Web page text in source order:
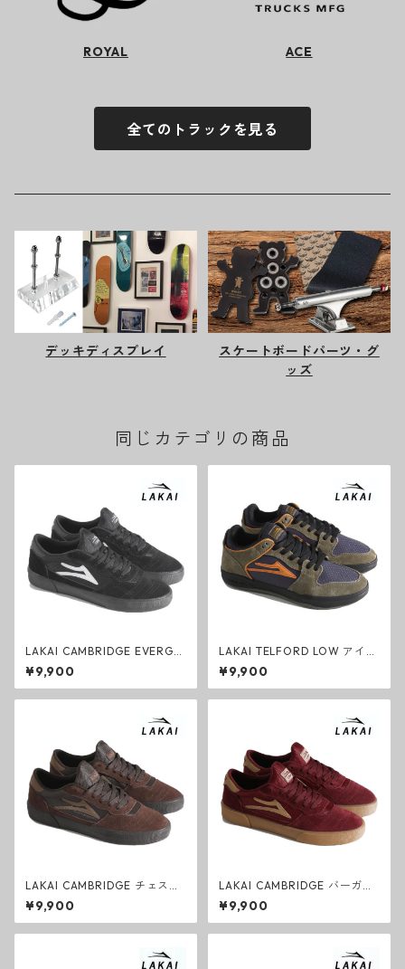
ROYAL ACE
全てのトラックを見る
デッキディスプレイ
スケートボードパーツ・グ
ッズ
同じカテゴリの商品
LAKAI CAMBRIDGE EVERGR
EEN ブラック スエード ラカイ
スニーカー スケートシューズ
¥9,900
LAKAI TELFORD LOW アイビ
ーグレーストーン/オレンジ ス
エード ラカイ スニーカー スケ
ートシューズ
¥9,900
LAKAI CAMBRIDGE チェスナ
ッツブラウン モノクローム ス
エード ラカイ スニーカー スケ
ートシューズ
¥9,900
LAKAI CAMBRIDGE バーガン
ディ スエード ラカイ スニーカ
ー スケートシューズ
¥9,900